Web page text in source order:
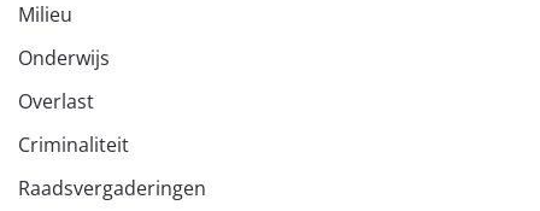
Milieu
Onderwijs
Overlast
Criminaliteit
Raadsvergaderingen